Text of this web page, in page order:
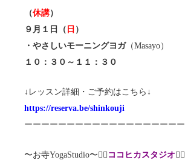
（休講）
９月１日（ 日 ）
・やさしいモーニングヨガ（Masayo）
１０：３０～１１：３０
↓レッスン詳細・ご予約はこちら↓
https://reserva.be/shinkouji
ーーーーーーーーーーーーーーーーーーー
〜お寺YogaStudio〜🧘‍♀️ ココヒカスタジオ🧘‍♂️